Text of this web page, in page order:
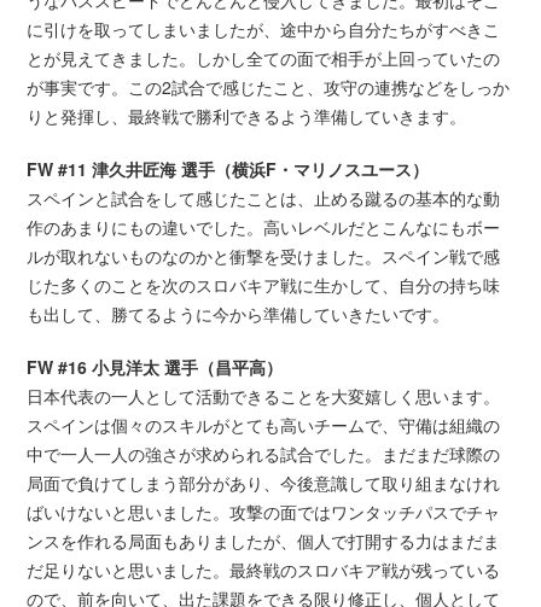
に引けを取ってしまいましたが、途中から自分たちがすべきこ
とが見えてきました。しかし全ての面で相手が上回っていたの
が事実です。この2試合で感じたこと、攻守の連携などをしっか
りと発揮し、最終戦で勝利できるよう準備していきます。
FW #11 津久井匠海 選手（横浜F・マリノスユース）
スペインと試合をして感じたことは、止める蹴るの基本的な動
作のあまりにもの違いでした。高いレベルだとこんなにもボー
ルが取れないものなのかと衝撃を受けました。スペイン戦で感
じた多くのことを次のスロバキア戦に生かして、自分の持ち味
も出して、勝てるように今から準備していきたいです。
FW #16 小見洋太 選手（昌平高）
日本代表の一人として活動できることを大変嬉しく思います。
スペインは個々のスキルがとても高いチームで、守備は組織の
中で一人一人の強さが求められる試合でした。まだまだ球際の
局面で負けてしまう部分があり、今後意識して取り組まなけれ
ばいけないと思いました。攻撃の面ではワンタッチパスでチャ
ンスを作れる局面もありましたが、個人で打開する力はまだま
だ足りないと思いました。最終戦のスロバキア戦が残っている
ので、前を向いて、出た課題をできる限り修正し、個人として